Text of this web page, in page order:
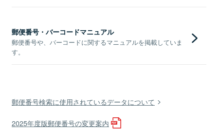
郵便番号・バーコードマニュアル
郵便番号や、バーコードに関するマニュアルを掲載していま
す。
郵便番号検索に使用されているデータについて
2025年度版郵便番号の変更案内